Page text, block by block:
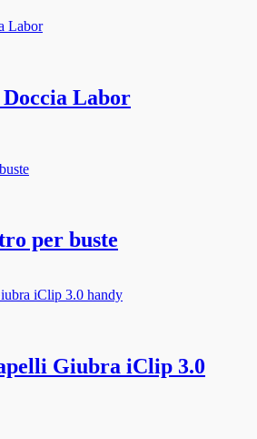
Labor
per buste
Giubra iClip 3.0